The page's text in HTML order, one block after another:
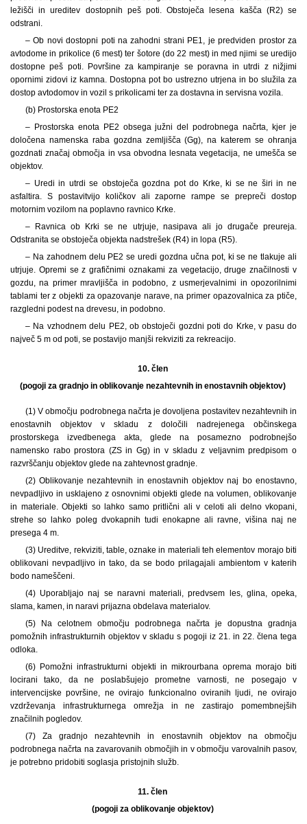
ležišči in ureditev dostopnih peš poti. Obstoječa lesena kašča (R2) se
odstrani.
– Ob novi dostopni poti na zahodni strani PE1, je predviden prostor za
avtodome in prikolice (6 mest) ter šotore (do 22 mest) in med njimi se uredijo
dostopne peš poti. Površine za kampiranje se poravna in utrdi z nižjimi
opornimi zidovi iz kamna. Dostopna pot bo ustrezno utrjena in bo služila za
dostop avtodomov in vozil s prikolicami ter za dostavna in servisna vozila.
(b) Prostorska enota PE2
– Prostorska enota PE2 obsega južni del podrobnega načrta, kjer je
določena namenska raba gozdna zemljišča (Gg), na katerem se ohranja
gozdnati značaj območja in vsa obvodna lesnata vegetacija, ne umešča se
objektov.
– Uredi in utrdi se obstoječa gozdna pot do Krke, ki se ne širi in ne
asfaltira. S postavitvijo količkov ali zaporne rampe se prepreči dostop
motornim vozilom na poplavno ravnico Krke.
– Ravnica ob Krki se ne utrjuje, nasipava ali jo drugače preureja.
Odstranita se obstoječa objekta nadstrešek (R4) in lopa (R5).
– Na zahodnem delu PE2 se uredi gozdna učna pot, ki se ne tlakuje ali
utrjuje. Opremi se z grafičnimi oznakami za vegetacijo, druge značilnosti v
gozdu, na primer mravljišča in podobno, z usmerjevalnimi in opozorilnimi
tablami ter z objekti za opazovanje narave, na primer opazovalnica za ptiče,
razgledni podest na drevesu, in podobno.
– Na vzhodnem delu PE2, ob obstoječi gozdni poti do Krke, v pasu do
največ 5 m od poti, se postavijo manjši rekviziti za rekreacijo.
10. člen
(pogoji za gradnjo in oblikovanje nezahtevnih in enostavnih objektov)
(1) V območju podrobnega načrta je dovoljena postavitev nezahtevnih in
enostavnih objektov v skladu z določili nadrejenega občinskega
prostorskega izvedbenega akta, glede na posamezno podrobnejšo
namensko rabo prostora (ZS in Gg) in v skladu z veljavnim predpisom o
razvrščanju objektov glede na zahtevnost gradnje.
(2) Oblikovanje nezahtevnih in enostavnih objektov naj bo enostavno,
nevpadljivo in usklajeno z osnovnimi objekti glede na volumen, oblikovanje
in materiale. Objekti so lahko samo pritlični ali v celoti ali delno vkopani,
strehe so lahko poleg dvokapnih tudi enokapne ali ravne, višina naj ne
presega 4 m.
(3) Ureditve, rekviziti, table, oznake in materiali teh elementov morajo biti
oblikovani nevpadljivo in tako, da se bodo prilagajali ambientom v katerih
bodo nameščeni.
(4) Uporabljajo naj se naravni materiali, predvsem les, glina, opeka,
slama, kamen, in naravi prijazna obdelava materialov.
(5) Na celotnem območju podrobnega načrta je dopustna gradnja
pomožnih infrastrukturnih objektov v skladu s pogoji iz 21. in 22. člena tega
odloka.
(6) Pomožni infrastrukturni objekti in mikrourbana oprema morajo biti
locirani tako, da ne poslabšujejo prometne varnosti, ne posegajo v
intervencijske površine, ne ovirajo funkcionalno oviranih ljudi, ne ovirajo
vzdrževanja infrastrukturnega omrežja in ne zastirajo pomembnejših
značilnih pogledov.
(7) Za gradnjo nezahtevnih in enostavnih objektov na območju
podrobnega načrta na zavarovanih območjih in v območju varovalnih pasov,
je potrebno pridobiti soglasja pristojnih služb.
11. člen
(pogoji za oblikovanje objektov)